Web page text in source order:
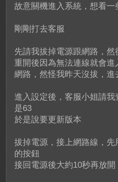
故意關機進入系統，想看
剛剛打去客服
先請我拔掉電源跟網路，然
重開後因為無法連線就會
網路，然怪我昨天沒拔，進
進入設定後，客服小姐請
是63
於是說要更新版本
拔掉電源，接上網路線，
的按鈕
接回電源後大約10秒再放開